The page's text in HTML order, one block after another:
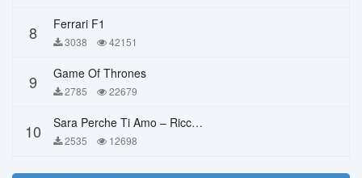
8 Ferrari F1
3038 42151
9 Game Of Thrones
2785 22679
10 Sara Perche Ti Amo – Ricchi E Poveri
2535 12698